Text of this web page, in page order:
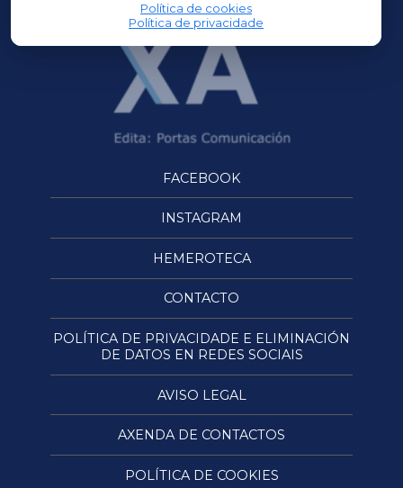
Política de cookies
Política de privacidade
FACEBOOK
INSTAGRAM
HEMEROTECA
CONTACTO
POLÍTICA DE PRIVACIDADE E ELIMINACIÓN
DE DATOS EN REDES SOCIAIS
AVISO LEGAL
AXENDA DE CONTACTOS
POLÍTICA DE COOKIES